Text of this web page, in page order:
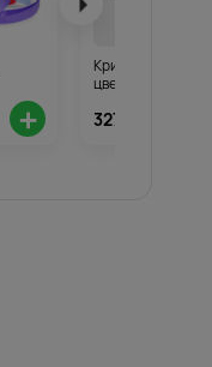
+
Кризал для
цветов 3шт.
327₽